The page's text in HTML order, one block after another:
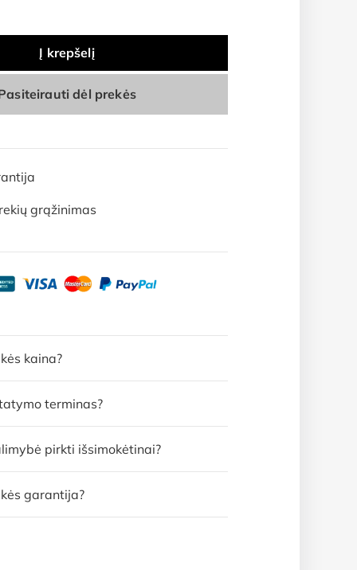
Į krepšelį
dėl prekės
grąžinimas
kaina?
terminas?
pirkti išsimokėtinai?
garantija?